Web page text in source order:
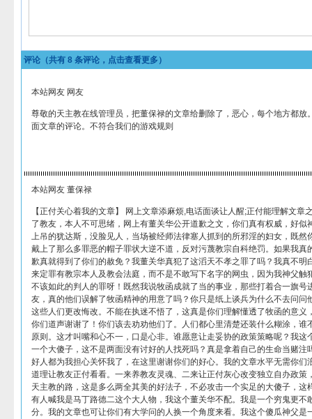
评论（共有 8 条评论，点击查看更多）
本站网友 网友
尊敬的天主教在线管理员，把董保禄的文章给删除了，恶心，每个地方都放
面文章的评论。不符合我们的游戏规则
本站网友 董保禄
【正付关心着我的文章】 网上文章添麻烦,电话面谈让人醒;正付能理解文章
了教友，本人不可思绪，网上有董关华公开道歉之文，你们真有权威，好似
上吊的犹达斯，没脸见人，当场被经师法律塞人抓到的所邪淫的妇女，既然
戴上了那么多罪恶的帽子罪状大逆不道，反对污蔑教宗自科绝罚。如果我真
歉真就得到了你们的赦免？我董关华真犯了这滔天不孝之罪了吗？我真不明
来定罪有教宗本人及教会法庭，而不是不敢写下名字的网虫，因为我神父触
不该如此的判人的罪呀！既然我说牧函成就了当的事业，那些打着合一旗号
友，真的他们误解了牧函精神的用意了吗？你只是纸上谈兵为什么不去问问
这些人们更改悔改。不能在执迷不悟了，这真是你们理解懂透了牧函的意义
你们道声谢谢了！你们该去劝劝他们了。人们都心里清楚还装什么糊涂，谁
原则。这才叫嘴和心不一，口是心非。谁愿意让走妥协的政策策略呢？我这
一个大傻子，这不是两面没有讨好的人找死吗？真是拿着自己的生命当赌注
好人都为我担心关怀我了，在这里谢谢你们的好心。我的文章水平无需你们
道理让教友正付看看。一来养教友灵魂、二来让正付灰心改变独立自办政策
天主教的路，这是多么两全其美的好法子，不必攻击一个实足的大傻子，这
有人喊我是马丁路德二这个大人物，我这个董关华不配。我是一个穷鬼更不
分。我的文章也可让你们有大学问的人换一个角度来看。我这个傻瓜神父是